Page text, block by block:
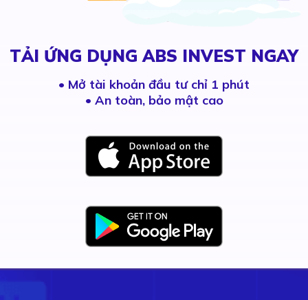
TẢI ỨNG DỤNG ABS INVEST NGAY
• Mở tài khoản đầu tư chỉ 1 phút
• An toàn, bảo mật cao